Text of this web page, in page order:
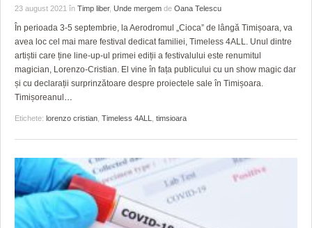
23 august 2021 în Timp liber, Unde mergem de Oana Telescu
În perioada 3-5 septembrie, la Aerodromul „Cioca” de lângă Timișoara, va
avea loc cel mai mare festival dedicat familiei, Timeless 4ALL. Unul dintre
artiștii care ține line-up-ul primei ediții a festivalului este renumitul
magician, Lorenzo-Cristian. El vine în fața publicului cu un show magic dar
și cu declarații surprinzătoare despre proiectele sale în Timișoara.
Timișoreanul
Etichete: lorenzo cristian Timeless 4ALL timsioara